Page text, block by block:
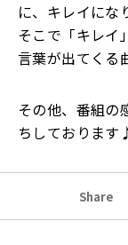
に、キレイにな
そこで「キレイ
言葉が出てくる
その他、番組の
ちしております
Share